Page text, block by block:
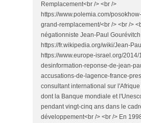
Remplacement<br /> <br />
https://www.polemia.com/
grand-remplacement/<br /> <br />
négationniste Jean-Paul
https://fr.wikipedia.org/wiki/Jean-
https://www.europe-israel.org/
desinformation-reponse-de-jean-
accusations-de-lagence-france-
consultant international sur
dont la Banque mondiale et
pendant vingt-cinq ans dans le
développement<br /> <br /> En